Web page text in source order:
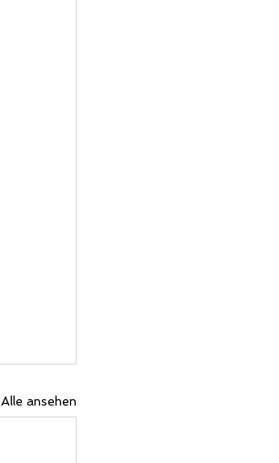
Alle ansehen